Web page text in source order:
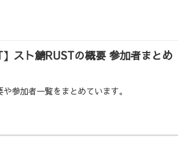
】スト鯖RUSTの概要 参加者まとめ
参加者一覧をまとめています。